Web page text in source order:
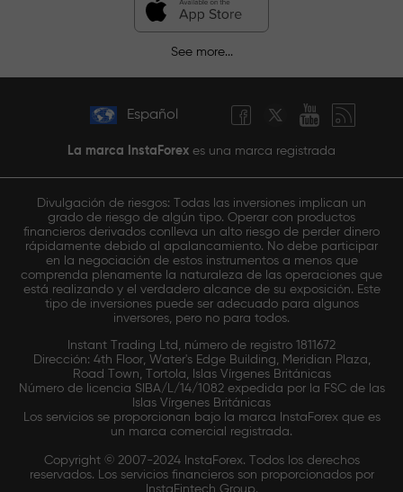
See more...
Español
La marca InstaForex es una marca registrada
Divulgación de riesgos: Todas las inversiones implican un
grado de riesgo de algún tipo. Operar con productos
financieros derivados conlleva un alto riesgo de perder dinero
rápidamente debido al apalancamiento. No debe participar
en la negociación de estos instrumentos a menos que
comprenda plenamente la naturaleza de las operaciones que
está realizando y el verdadero alcance de su exposición. Este
tipo de inversiones puede ser adecuado para algunos
inversores, pero no para todos.
Instant Trading Ltd, número de registro 1811672
Dirección: 4th Floor, Water's Edge Building, Meridian Plaza,
Road Town, Tortola, Islas Vírgenes Británicas
Número de licencia SIBA/L/14/1082 expedida por la FSC de las
Islas Vírgenes Británicas
Los servicios se proporcionan bajo la marca InstaForex que es
un marca comercial registrada.
Copyright © 2007-2024 InstaForex. Todos los derechos
reservados. Los servicios financieros son proporcionados por
InstaFintech Group.